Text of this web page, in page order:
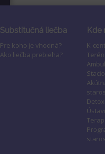
Substitučná liečba
Pre koho je vhodná?
Ako liečba prebieha?
Kde
K-